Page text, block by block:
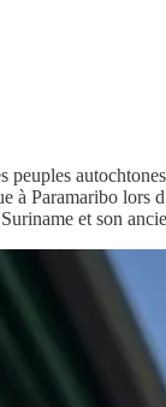
Paramaribo lors
et son